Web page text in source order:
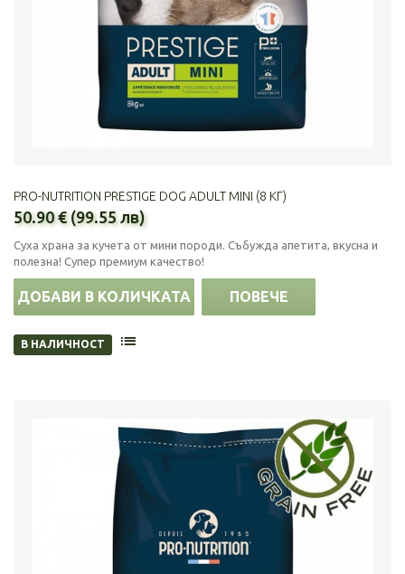
PRO-NUTRITION PRESTIGE DOG ADULT MINI (8 КГ)
50.90 € (99.55 лв)
Суха храна за кучета от мини породи. Събужда апетита, вкусна и
полезна! Супер премиум качество!
ДОБАВИ В КОЛИЧКАТА ПОВЕЧЕ
В НАЛИЧНОСТ